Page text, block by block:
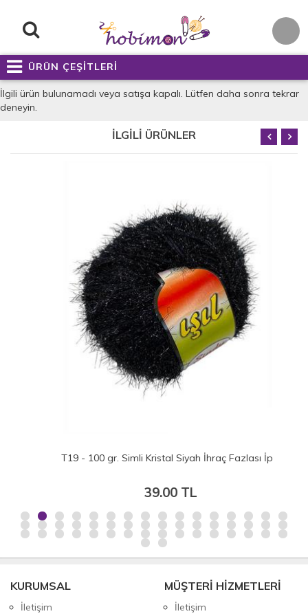
ÜRÜN ÇEŞİTLERİ
İlgili ürün bulunamadı veya satışa kapalı. Lütfen daha sonra tekrar
deneyin.
İLGİLİ ÜRÜNLER
T19 - 100 gr. Simli Kristal Siyah İhraç Fazlası İp
39.00 TL
KURUMSAL
İletişim
MÜŞTERİ HİZMETLERİ
İletişim